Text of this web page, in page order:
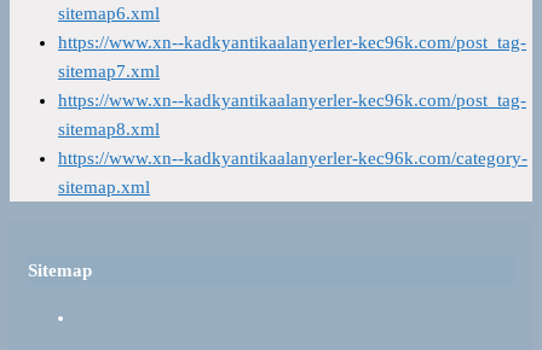
sitemap6.xml
https://www.xn--kadkyantikaalanyerler-kec96k.com/post_tag-
sitemap7.xml
https://www.xn--kadkyantikaalanyerler-kec96k.com/post_tag-
sitemap8.xml
https://www.xn--kadkyantikaalanyerler-kec96k.com/category-
sitemap.xml
Sitemap